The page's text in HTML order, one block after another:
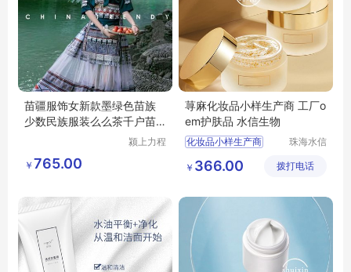
苗疆服饰女新款墨绿色苗族
少数民族服装么么茶千户苗
颍上力程
￥ 765.00
荨麻化妆品小样生产商 工厂o
em护肤品 水信生物
化妆品小样生产商
化妆品生产厂址
工厂oem护肤品
珠海水信
有限公司
￥ 366.00 拨打电话